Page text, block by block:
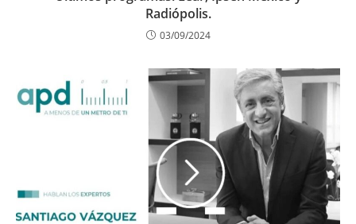
Radiópolis.
03/09/2024